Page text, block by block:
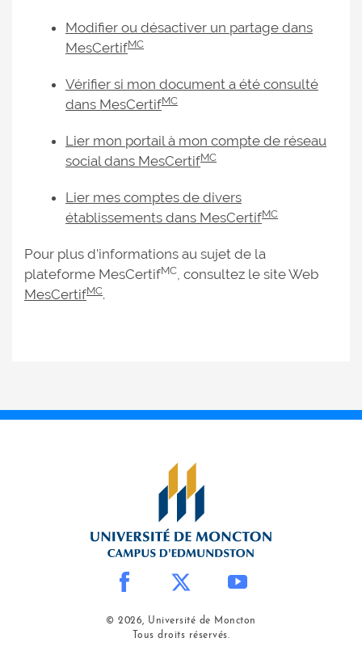
Modifier ou désactiver un partage dans
MesCertifMC
Vérifier si mon document a été consulté
dans MesCertifMC
Lier mon portail à mon compte de réseau
social dans MesCertifMC
Lier mes comptes de divers
établissements dans MesCertifMC
Pour plus d’informations au sujet de la
plateforme MesCertifMC, consultez le site Web
MesCertifMC.
© 2026, Université de Moncton
Tous droits réservés.